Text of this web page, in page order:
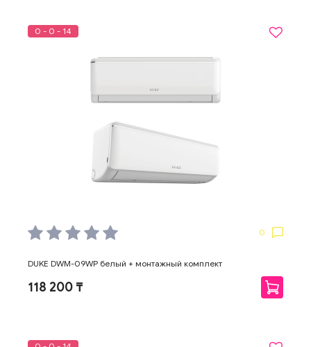
0 - 0 - 14
0
DUKE DWM-09WP белый + монтажный комплект
118 200 ₸